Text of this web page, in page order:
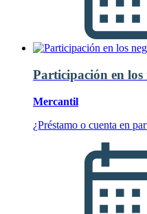
Participación en los
Mercantil
¿Préstamo o cuenta en